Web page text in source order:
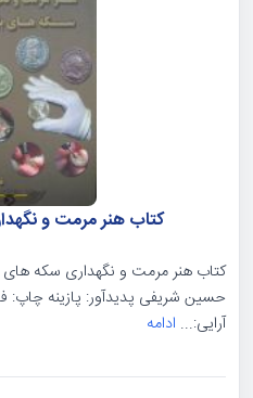
کتاب هنر مرمت و
کتاب هنر مرمت و نگهداری سکه های
حسین شریفی پدیدآور: پازینه چاپ:
آرایی:... ادامه